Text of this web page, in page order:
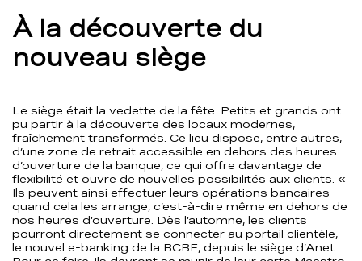
À la découverte du
nouveau siège
Le siège était la vedette de la fête. Petits et grands ont
pu partir à la découverte des locaux modernes,
fraîchement transformés. Ce lieu dispose, entre autres,
d’une zone de retrait accessible en dehors des heures
d’ouverture de la banque, ce qui offre davantage de
flexibilité et ouvre de nouvelles possibilités aux clients. «
Ils peuvent ainsi effectuer leurs opérations bancaires
quand cela les arrange, c’est-à-dire même en dehors de
nos heures d’ouverture. Dès l’automne, les clients
pourront directement se connecter au portail clientèle,
le nouvel e-banking de la BCBE, depuis le siège d’Anet.